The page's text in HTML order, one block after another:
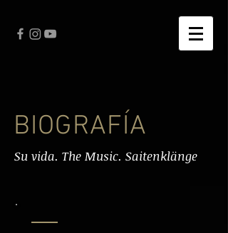
BIOGRAFÍA
Su vida. The Music. Saitenklänge